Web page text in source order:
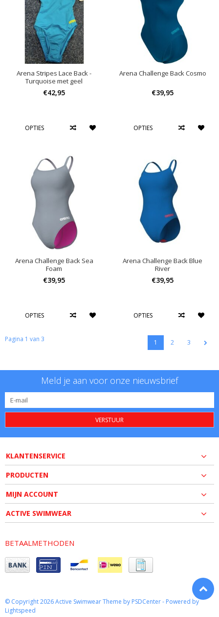
Arena Stripes Lace Back -
Turquoise met geel
€42,95
OPTIES
Arena Challenge Back Cosmo
€39,95
OPTIES
Arena Challenge Back Sea
Foam
€39,95
OPTIES
Arena Challenge Back Blue
River
€39,95
OPTIES
Pagina 1 van 3 1 2 3
Meld je aan voor onze nieuwsbrief
VERSTUUR
KLANTENSERVICE
PRODUCTEN
MIJN ACCOUNT
ACTIVE SWIMWEAR
BETAALMETHODEN
© Copyright 2026 Active Swimwear Theme by PSDCenter- Powered by
Lightspeed